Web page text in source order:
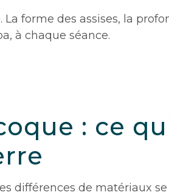
forme des assises, la
à chaque séance.
: ce
différences de matériaux